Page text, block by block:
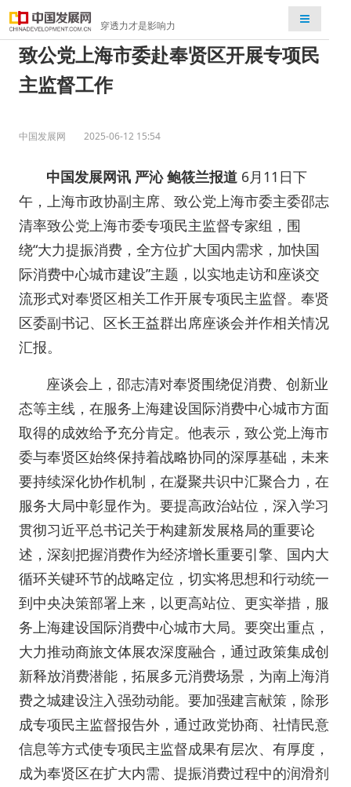
穿透力才是影响力
检索
致公党上海市委赴奉贤区开展专项民
主监督工作
中国发展网 2025-06-12 15:54
中国发展网讯 严沁 鲍筱兰报道 6月11日下
午，上海市政协副主席、致公党上海市委主委邵志
清率致公党上海市委专项民主监督专家组，围
绕“大力提振消费，全方位扩大国内需求，加快国
际消费中心城市建设”主题，以实地走访和座谈交
流形式对奉贤区相关工作开展专项民主监督。奉贤
区委副书记、区长王益群出席座谈会并作相关情况
汇报。
座谈会上，邵志清对奉贤围绕促消费、创新业
态等主线，在服务上海建设国际消费中心城市方面
取得的成效给予充分肯定。他表示，致公党上海市
委与奉贤区始终保持着战略协同的深厚基础，未来
要持续深化协作机制，在凝聚共识中汇聚合力，在
服务大局中彰显作为。要提高政治站位，深入学习
贯彻习近平总书记关于构建新发展格局的重要论
述，深刻把握消费作为经济增长重要引擎、国内大
循环关键环节的战略定位，切实将思想和行动统一
到中央决策部署上来，以更高站位、更实举措，服
务上海建设国际消费中心城市大局。要突出重点，
大力推动商旅文体展农深度融合，通过政策集成创
新释放消费潜能，拓展多元消费场景，为南上海消
费之城建设注入强劲动能。要加强建言献策，除形
成专项民主监督报告外，通过政党协商、社情民意
信息等方式使专项民主监督成果有层次、有厚度，
成为奉贤区在扩大内需、提振消费过程中的润滑剂